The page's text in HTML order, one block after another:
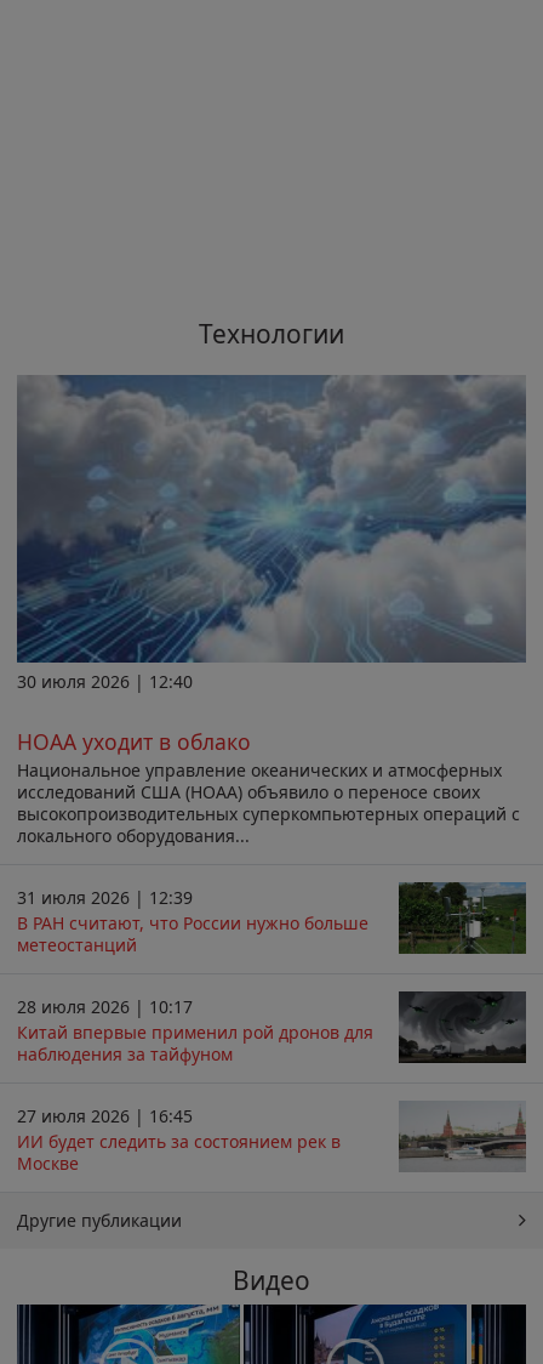
Технологии
30 июля 2026 | 12:40
НОАА уходит в облако
Национальное управление океанических и атмосферных
исследований США (НОАА) объявило о переносе своих
высокопроизводительных суперкомпьютерных операций с
локального оборудования...
31 июля 2026 | 12:39
В РАН считают, что России нужно больше
метеостанций
28 июля 2026 | 10:17
Китай впервые применил рой дронов для
наблюдения за тайфуном
27 июля 2026 | 16:45
ИИ будет следить за состоянием рек в
Москве
Другие публикации
Видео